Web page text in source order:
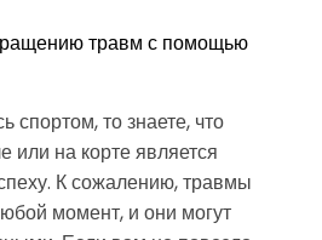
травм с помощью
спортом, то знаете, что
или на корте является
К сожалению, травмы
момент, и они могут